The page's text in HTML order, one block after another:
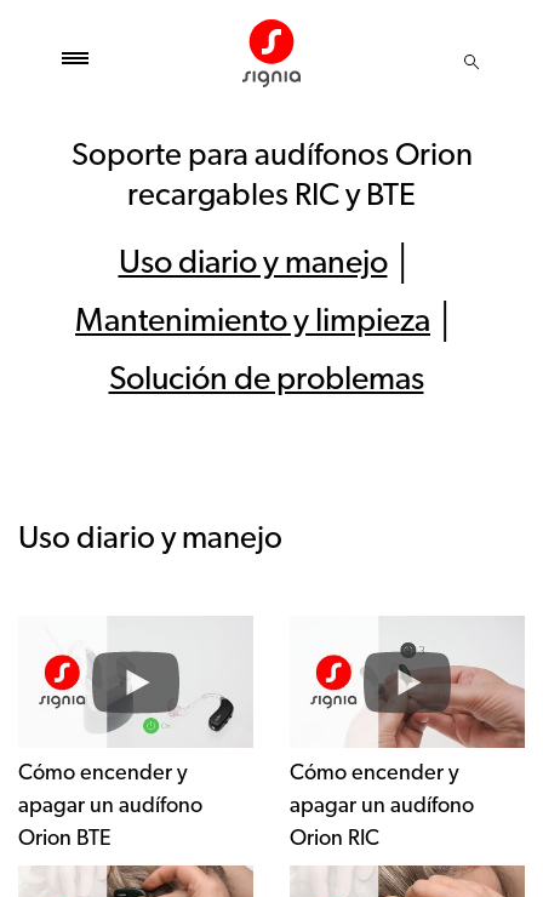
Soporte para audífonos Orion
recargables RIC y BTE
Uso diario y manejo│
Mantenimiento y limpieza
Solución de problemas
Uso diario y manejo
Cómo encender y
apagar un audífono
Orion BTE
Cómo encender y
apagar un audífono
Orion RIC